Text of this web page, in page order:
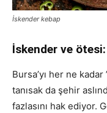
İskender kebap
İskender ve
Bursa’yı her ne
tanısak da şehir
fazlasını hak ediyor.